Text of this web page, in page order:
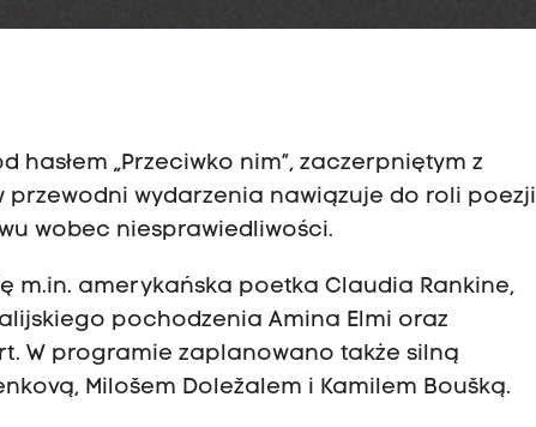
hasłem „Przeciwko nim”, zaczerpniętym z
przewodni wydarzenia nawiązuje do roli poezji
wobec niesprawiedliwości.
m.in. amerykańska poetka Claudia Rankine,
pochodzenia Amina Elmi oraz
W programie zaplanowano także silną
Milošem Doležalem i Kamilem Boušką.